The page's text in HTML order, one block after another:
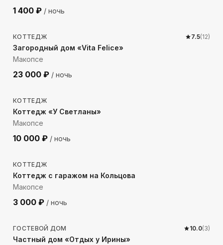
1 400 ₽ / ночь
470 м до моря
КОТТЕДЖ 7.5(12)
Загородный дом «Vita Felice»
Макопсе
23 000 ₽ / ночь
264м до моря
КОТТЕДЖ
Коттедж «У Светланы»
Макопсе
10 000 ₽ / ночь
611м до моря
КОТТЕДЖ
Коттедж с гаражом на Кольцова
Макопсе
3 000 ₽ / ночь
229м до моря
ГОСТЕВОЙ ДОМ 10.0(3)
Частный дом «Отдых у Ирины»